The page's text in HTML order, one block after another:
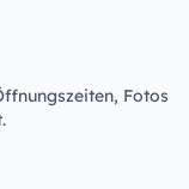
Fotos